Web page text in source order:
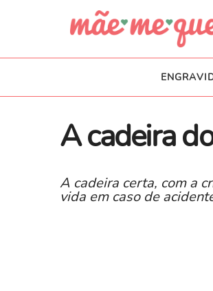
A cadeira
A cadeira certa, com a
vida em caso de